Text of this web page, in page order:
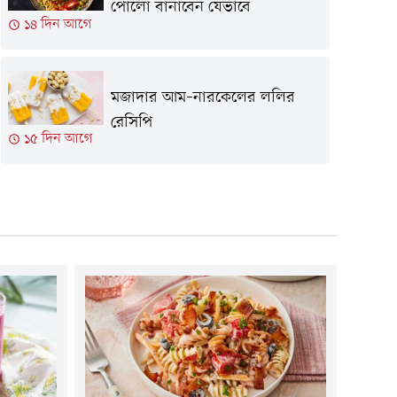
১৪ দিন আগে
পোলো বানাবেন যেভাবে
১৫ দিন আগে
মজাদার আম–নারকেলের ললির
রেসিপি